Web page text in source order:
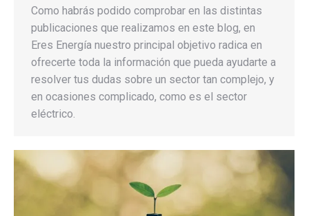
Como habrás podido comprobar en las distintas
publicaciones que realizamos en este blog, en
Eres Energía nuestro principal objetivo radica en
ofrecerte toda la información que pueda ayudarte a
resolver tus dudas sobre un sector tan complejo, y
en ocasiones complicado, como es el sector
eléctrico.